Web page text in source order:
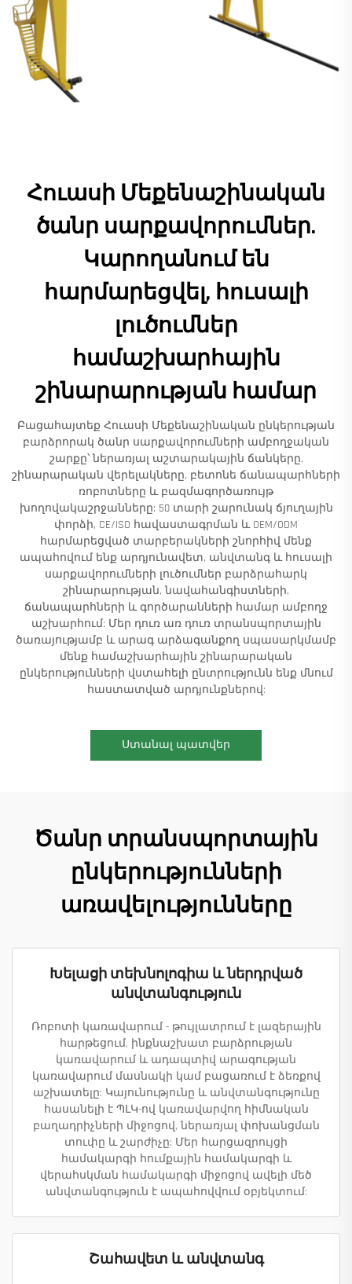
Հուասի Մեքենաշինական
ծանր սարքավորումներ.
Կարողանում են
հարմարեցվել, հուսալի
լուծումներ
համաշխարհային
շինարարության համար
Բացահայտեք Հուասի Մեքենաշինական ընկերության
բարձրորակ ծանր սարքավորումների ամբողջական
շարքը՝ ներառյալ աշտարակային ճանկերը,
շինարարական վերելակները, բետոնե ճանապարհների
ռոբոտները և բազմագործառույթ
խողովակաշրջանները: 50 տարի շարունակ ճյուղային
փորձի, CE/ISO հավաստագրման և OEM/ODM
հարմարեցված տարբերակների շնորհիվ մենք
ապահովում ենք արդյունավետ, անվտանգ և հուսալի
սարքավորումների լուծումներ բարձրահարկ
շինարարության, նավահանգիստների,
ճանապարհների և գործարանների համար ամբողջ
աշխարհում: Մեր դուռ առ դուռ տրանսպորտային
ծառայությամբ և արագ արձագանքող սպասարկմամբ
մենք համաշխարհային շինարարական
ընկերությունների վստահելի ընտրությունն ենք մնում
հաստատված արդյունքներով:
Ստանալ պատվեր
Ծանր տրանսպորտային
ընկերությունների
առավելությունները
Խելացի տեխնոլոգիա և ներդրված
անվտանգություն
Ռոբոտի կառավարում - թույլատրում է լազերային
հարթեցում, ինքնաշխատ բարձրության
կառավարում և ադապտիվ արագության
կառավարում մասնակի կամ բացառում է ձեռքով
աշխատելը: Կայունությունը և անվտանգությունը
հասանելի է ՊԼԿ-ով կառավարվող հիմնական
բաղադրիչների միջոցով, ներառյալ փոխանցման
տուփը և շարժիչը: Մեր հարցազրույցի
համակարգի հումքային համակարգի և
վերահսկման համակարգի միջոցով ավելի մեծ
անվտանգություն է ապահովվում օբյեկտում:
Շահավետ և անվտանգ